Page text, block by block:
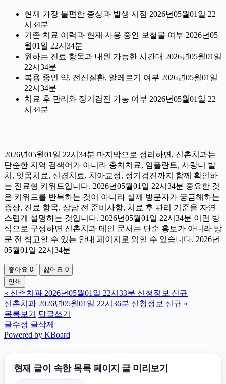
현재 가장 불편한 증상과 발생 시점 2026년05월01일 22
시34분
기존 치료 이력과 현재 사용 중인 보철물 여부 2026년05
월01일 22시34분
원하는 진료 항목과 내원 가능한 시간대 2026년05월01일
22시34분
복용 중인 약, 전신질환, 알레르기 여부 2026년05월01일
22시34분
치료 후 관리와 정기검진 가능 여부 2026년05월01일 22
시34분
2026년05월01일 22시34분 마지막으로 정리하면, 신촌치과는
단순한 지역 검색어가 아니라 충치치료, 임플란트, 사랑니 발
치, 잇몸치료, 신경치료, 치아교정, 정기검진까지 함께 확인하
는 진료형 키워드입니다. 2026년05월01일 22시34분 중요한 것
은 키워드를 반복하는 것이 아니라 실제 방문자가 궁금해하는
증상, 진료 항목, 상담 전 준비사항, 치료 후 관리 기준을 자연
스럽게 설명하는 것입니다. 2026년05월01일 22시34분 이런 방
식으로 구성하면 신촌치과 메인 문서는 단순 홍보가 아니라 방
문 전 참고할 수 있는 안내 페이지로 읽힐 수 있습니다. 2026년
05월01일 22시34분
좋아요 0 싫어요 0
인쇄
« 신촌치과 2026년05월01일 22시33분 신청정보 신규
신촌치과 2026년05월01일 22시36분 신청정보 신규 »
목록보기
답글쓰기
글수정 글삭제
Powered by KBoard
현재 글이 속한 목록 페이지 글 미리보기